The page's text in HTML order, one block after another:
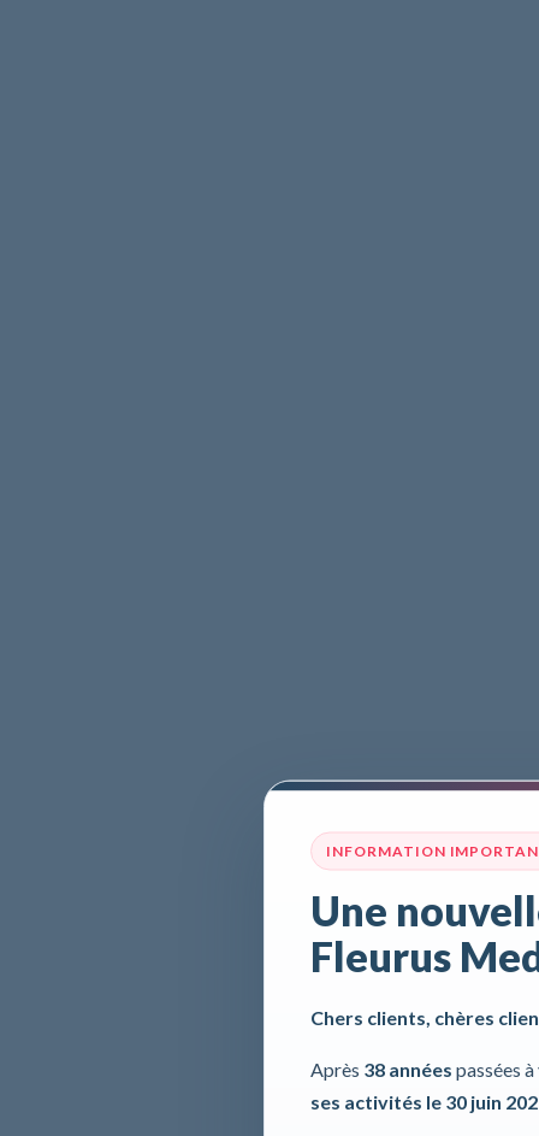
INFORMATION
Une
Fleurus
Chers clients, chères
Après 38 années passées
ses activités le 30 juin